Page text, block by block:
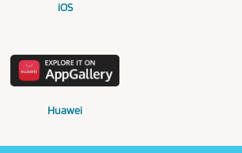
iOS
Huawei